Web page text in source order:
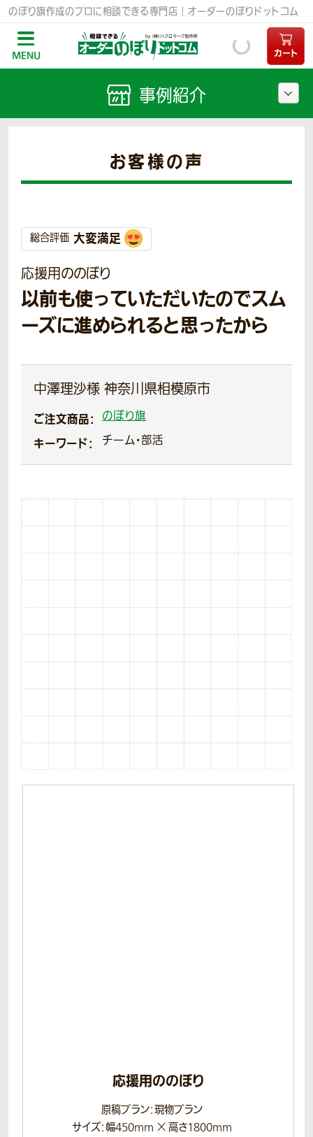
のぼり旗作成のプロに相談できる専門店｜オーダーのぼりドットコム
MENU カート
お客様の声
総合評価 大変満足
応援用ののぼり
以前も使っていただいたのでスム
ーズに進められると思ったから
中澤理沙様 神奈川県相模原市
ご注文商品： のぼり旗
キーワード： チーム・部活
応援用ののぼり
原稿プラン：現物プラン
サイズ：幅450mm × 高さ1800mm
事例紹介